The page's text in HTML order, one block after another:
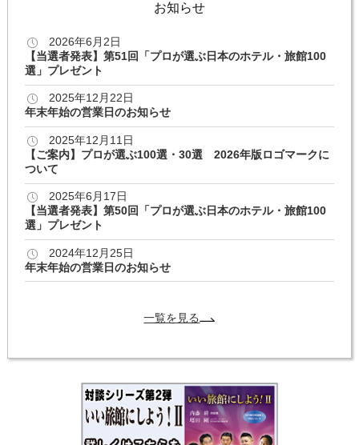
お知らせ
2026年6月2日
【当選者発表】第51回「プロが選ぶ日本のホテル・旅館100
選」プレゼント
2025年12月22日
年末年始の営業日のお知らせ
2025年12月11日
【ご案内】プロが選ぶ100選・30選 2026年版ロゴマークに
ついて
2025年6月17日
【当選者発表】第50回「プロが選ぶ日本のホテル・旅館100
選」プレゼント
2024年12月25日
年末年始の営業日のお知らせ
一覧を見る